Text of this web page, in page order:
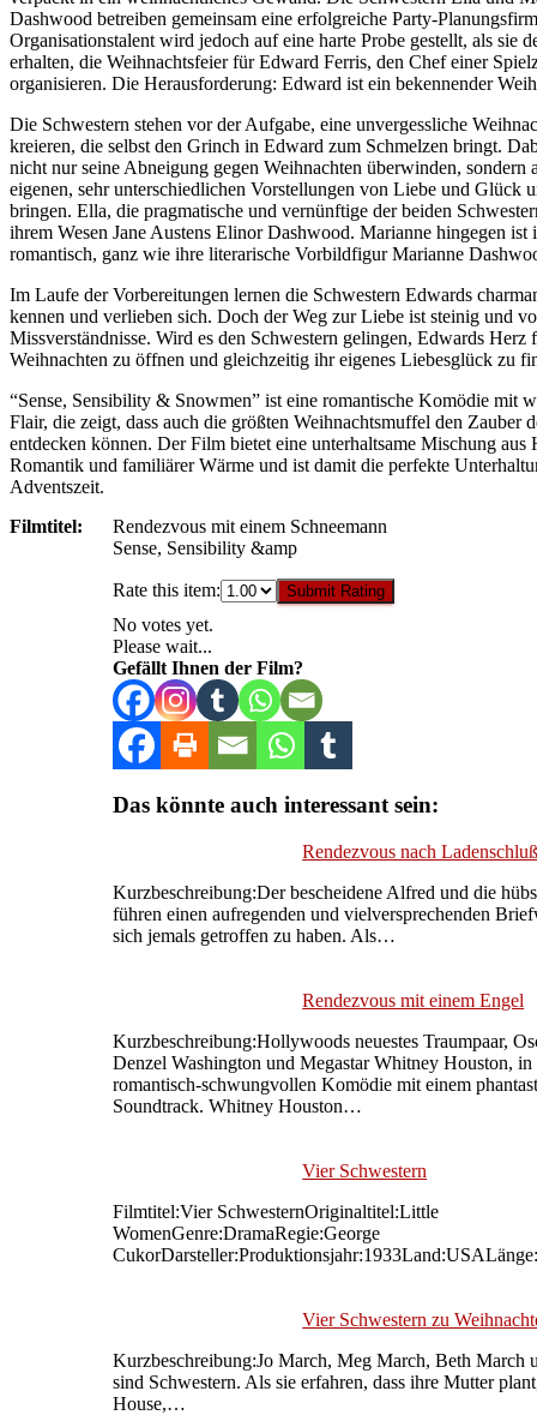
Dashwood betreiben gemeinsam eine erfolgreiche Party-
Organisationstalent wird jedoch auf eine harte Probe gestellt, als sie
erhalten, die Weihnachtsfeier für Edward Ferris, den Chef einer
organisieren. Die Herausforderung: Edward ist ein bekennender
Die Schwestern stehen vor der Aufgabe, eine unvergessliche
kreieren, die selbst den Grinch in Edward zum Schmelzen bringt.
nicht nur seine Abneigung gegen Weihnachten überwinden, sondern
eigenen, sehr unterschiedlichen Vorstellungen von Liebe und Glück
bringen. Ella, die pragmatische und vernünftige der beiden
ihrem Wesen Jane Austens Elinor Dashwood. Marianne hingegen ist
romantisch, ganz wie ihre literarische Vorbildfigur Marianne
Im Laufe der Vorbereitungen lernen die Schwestern Edwards
kennen und verlieben sich. Doch der Weg zur Liebe ist steinig und
Missverständnisse. Wird es den Schwestern gelingen, Edwards Herz
Weihnachten zu öffnen und gleichzeitig ihr eigenes Liebesglück zu
“Sense, Sensibility & Snowmen” ist eine romantische Komödie mit
Flair, die zeigt, dass auch die größten Weihnachtsmuffel den Zauber
entdecken können. Der Film bietet eine unterhaltsame Mischung aus
Romantik und familiärer Wärme und ist damit die perfekte
Adventszeit.
Filmtitel:
Rendezvous mit einem Schneemann
Sense, Sensibility &amp
Rate this item: Submit Rating
No votes yet.
Please wait...
Gefällt Ihnen der Film?
Das könnte auch interessant sein:
Rendezvous nach
Kurzbeschreibung:Der bescheidene Alfred und die
führen einen aufregenden und vielversprechenden
sich jemals getroffen zu haben. Als…
Rendezvous mit einem Engel
Kurzbeschreibung:Hollywoods neuestes Traumpaar,
Denzel Washington und Megastar Whitney Houston, in
romantisch-schwungvollen Komödie mit einem
Soundtrack. Whitney Houston…
Vier Schwestern
Filmtitel:Vier SchwesternOriginaltitel:Little
WomenGenre:DramaRegie:George
Vier Schwestern zu
Kurzbeschreibung:Jo March, Meg March, Beth March
sind Schwestern. Als sie erfahren, dass ihre Mutter
House,…